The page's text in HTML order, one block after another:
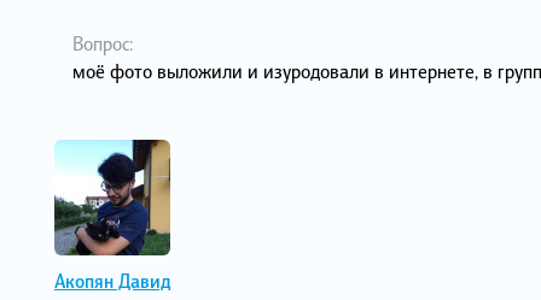
Вопрос:
моё фото выложили и изуродовали в интернете, в
Акопян Давид